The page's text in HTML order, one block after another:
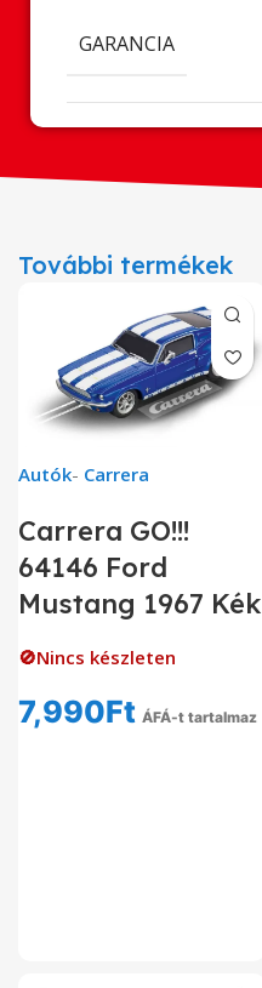
GARANCIA
További termékek
Autók- Carrera
Carrera GO!!!
64146 Ford
Mustang 1967 Kék
🚫Nincs készleten
7,990Ft ÁFÁ-t tartalmaz